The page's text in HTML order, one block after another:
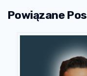
Powiązane